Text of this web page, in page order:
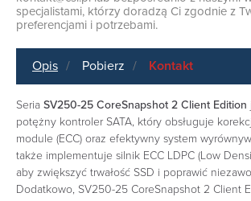
specjalistami, którzy doradzą Ci zgodnie z
preferencjami i potrzebami.
Opis Pobierz Kontakt
Seria SV250-25 CoreSnapshot 2 Client Edition
potężny kontroler SATA, który obsługuje
module (ECC) oraz efektywny system
także implementuje silnik ECC LDPC (Low
aby zwiększyć trwałość SSD i poprawić
Dodatkowo, SV250-25 CoreSnapshot 2 Client